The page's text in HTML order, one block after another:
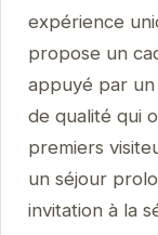
expérience
propose un
appuyé par un
de qualité qui
premiers
un séjour
invitation à la